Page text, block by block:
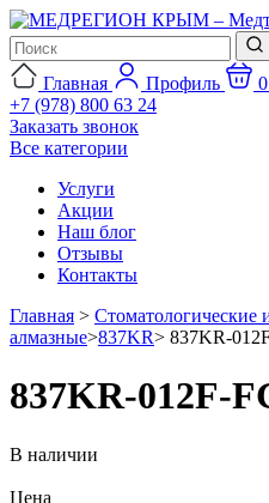
Главная Профиль 0
+7 (978) 800 63 24
Заказать звонок
Все категории
Услуги
Акции
Наш блог
Отзывы
Контакты
Главная > Стоматологические
алмазные>837KR> 837KR-
837KR-012F-
В наличии
Цена